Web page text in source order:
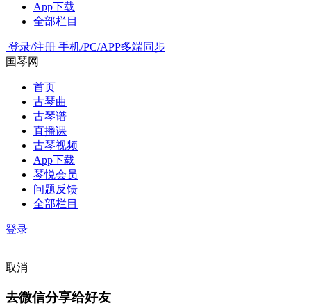
App下载
全部栏目
登录/注册 手机/PC/APP多端同步
国琴网
首页
古琴曲
古琴谱
直播课
古琴视频
App下载
琴悦会员
问题反馈
全部栏目
登录
取消
去微信分享给好友